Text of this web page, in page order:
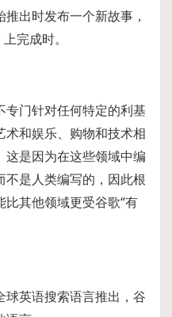
出时发布一个新故事，
完成时。
门针对任何特定的利基
和娱乐、购物和技术相
这是因为在这些领域中编
是人类编写的，因此根
其他领域更受谷歌“有
英语搜索语言推出，谷